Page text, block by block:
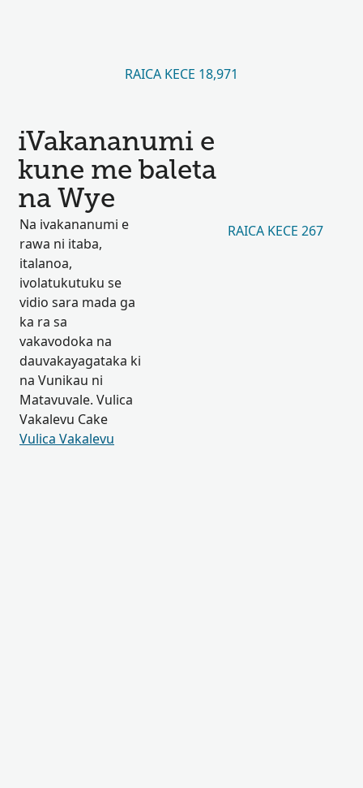
RAICA KECE 18,971
iVakananumi e
kune me baleta
na Wye
Na ivakananumi e
rawa ni itaba,
italanoa,
ivolatukutuku se
vidio sara mada ga
ka ra sa
vakavodoka na
dauvakayagataka ki
na Vunikau ni
Matavuvale. Vulica
Vakalevu Cake
Vulica Vakalevu
RAICA KECE 267